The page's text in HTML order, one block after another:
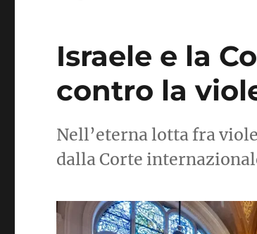
Israele e la
contro la
Nell’eterna lotta fra
dalla Corte